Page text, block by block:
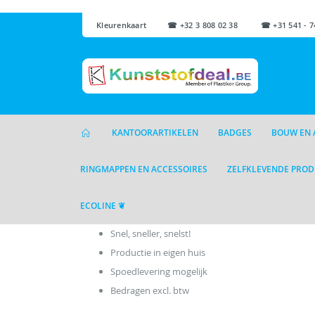
Kleurenkaart ☎ +32 3 808 02 38 ☎ +31 541 -
KANTOORARTIKELEN BADGES BOUW EN
RINGMAPPEN EN ACCESSOIRES ZELFKLEVENDE
ECOLINE ❦
Snel, sneller, snelst!
Productie in eigen huis
Spoedlevering mogelijk
Bedragen excl. btw